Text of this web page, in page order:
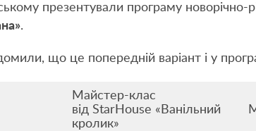
презентували програму новорічно-
.
що це попередній варіант і у
Майстер-клас
від StarHouse «Ванільний
кролик»